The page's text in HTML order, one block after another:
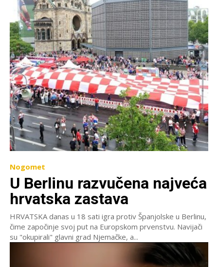
Nogomet
U Berlinu razvučena najveća
hrvatska zastava
HRVATSKA danas u 18 sati igra protiv Španjolske u Berlinu,
čime započinje svoj put na Europskom prvenstvu. Navijači
su "okupirali" glavni grad Njemačke, a...